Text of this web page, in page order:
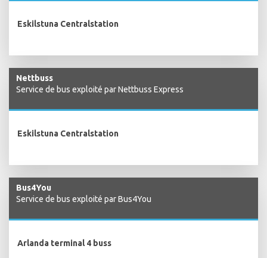
Eskilstuna Centralstation
Nettbuss
Service de bus exploité par Nettbuss Express
Eskilstuna Centralstation
Bus4You
Service de bus exploité par Bus4You
Arlanda terminal 4 buss